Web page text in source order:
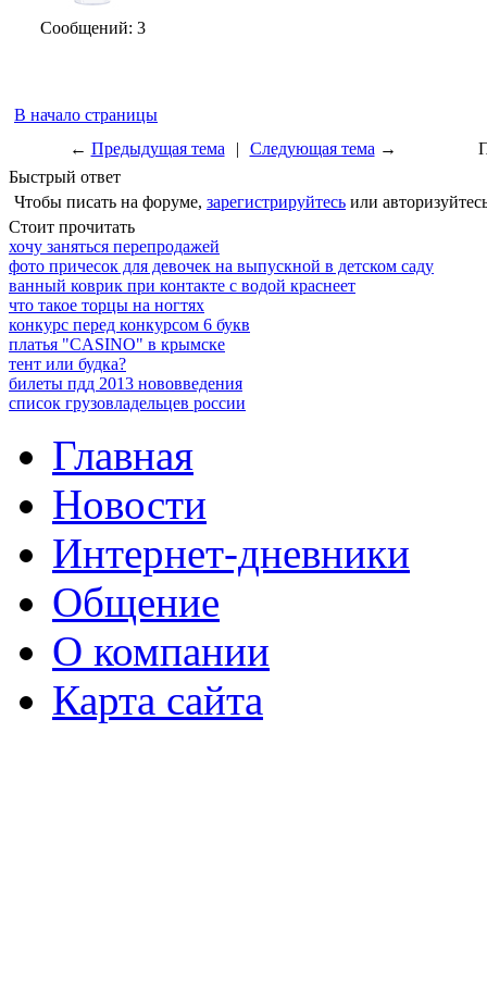
Сообщений: 3
В начало страницы
← Предыдущая тема | Следующая тема→
Быстрый ответ
Чтобы писать на форуме, зарегистрируйтесь или
Стоит прочитать
хочу заняться перепродажей
фото причесок для девочек на выпускной в детском саду
ванный коврик при контакте с водой краснеет
что такое торцы на ногтях
конкурс перед конкурсом 6 букв
платья "CASINO" в крымске
тент или будка?
билеты пдд 2013 нововведения
список грузовладельцев россии
Главная
Новости
Интернет-дневники
Общение
О компании
Карта сайта